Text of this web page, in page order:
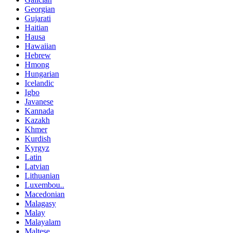
Georgian
Gujarati
Haitian
Hausa
Hawaiian
Hebrew
Hmong
Hungarian
Icelandic
Igbo
Javanese
Kannada
Kazakh
Khmer
Kurdish
Kyrgyz
Latin
Latvian
Lithuanian
Luxembou..
Macedonian
Malagasy
Malay
Malayalam